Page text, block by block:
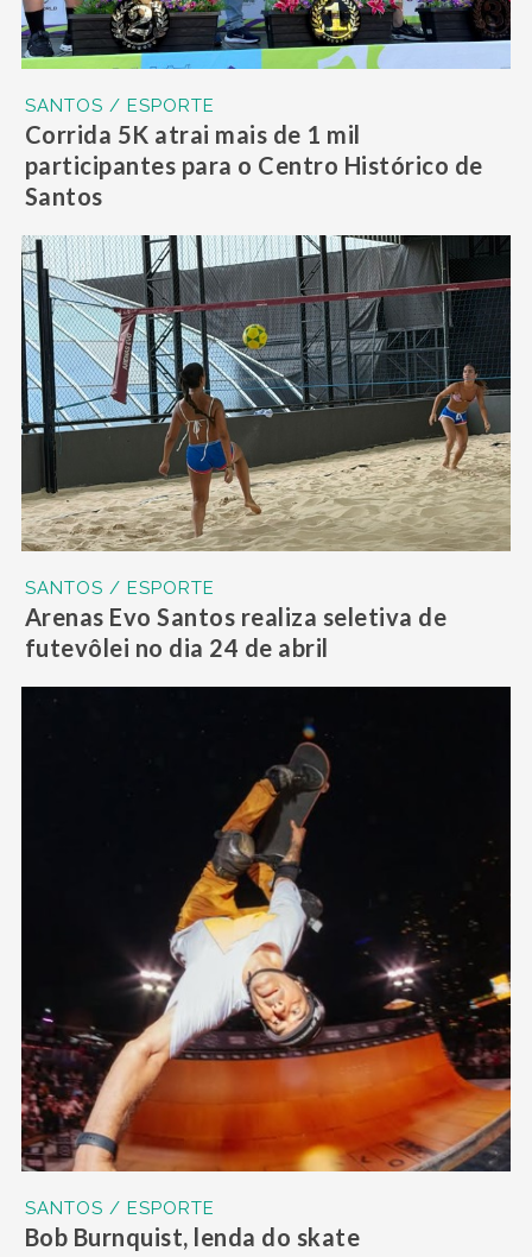
SANTOS / ESPORTE
Corrida 5K atrai mais de 1 mil
participantes para o Centro Histórico de
Santos
SANTOS / ESPORTE
Arenas Evo Santos realiza seletiva de
futevôlei no dia 24 de abril
SANTOS / ESPORTE
Bob Burnquist, lenda do skate